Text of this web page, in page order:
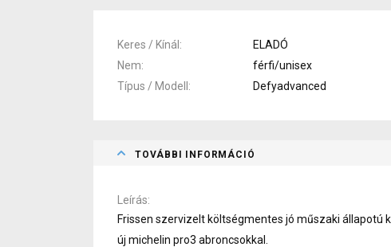
Keres / Kínál ELADÓ
Nem
férfi/unisex
Típus / Modell
Defyadvanced
TOVÁBBI INFORMÁCIÓ
Leírás
Frissen szervizelt költségmentes jó műszaki állapotú
új michelin pro3 abroncsokkal.